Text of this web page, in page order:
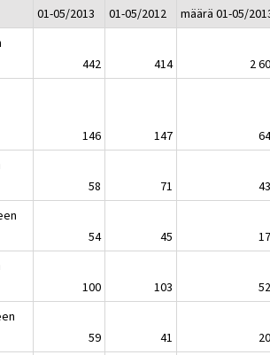
01-05/2013
01-05/2012
määrä 01-05/
442 414 2
146 147
58 71
54 45
100 103
59 41